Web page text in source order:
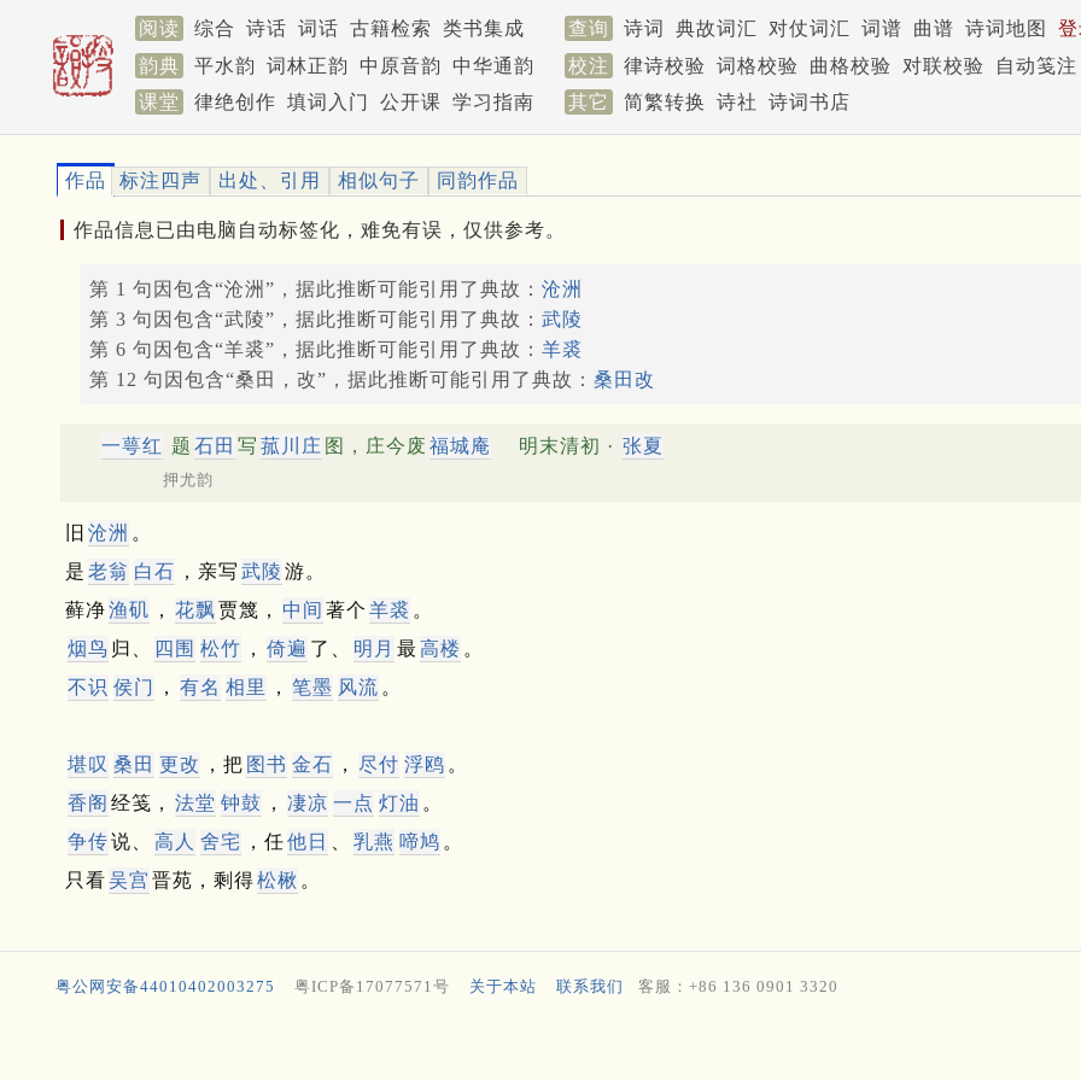
阅读 综合 诗话 词话 古籍检索 类书集成 查询 诗词 典故词汇 对仗词汇 词谱 曲谱 诗词地图
韵典
平水韵 词林正韵 中原音韵 中华通韵 校注 律诗校验 词格校验 曲格校验 对联校验
自动笺注
课堂
律绝创作 填词入门 公开课 学习指南 其它 简繁转换 诗社 诗词书店
作品 标注四声 出处、引用 相似句子 同韵作品
作品信息已由电脑自动标签化，难免有误，仅供参考。
第 1 句因包含“沧洲”，据此推断可能引用了典故： 沧洲
第 3 句因包含“武陵”，据此推断可能引用了典故： 武陵
第 6 句因包含“羊裘”，据此推断可能引用了典故： 羊裘
第 12 句因包含“桑田，改”，据此推断可能引用了典故： 桑田改
一萼红 题 石田 写 菰川庄 图，庄今废 福城庵 明末清初 · 张夏
押尤韵
旧 沧洲 。
是 老翁 白石 ，亲写 武陵 游。
藓净渔矶 ， 花飘贾篾， 中间 著个 羊裘 。
烟鸟 归、 四围 松竹 ， 倚遍 了、 明月 最高楼 。
不识 侯门 ， 有名 相里 ， 笔墨 风流 。
堪叹 桑 田 更改 ，把 图书 金石 ， 尽付 浮鸥 。
香阁 经笺， 法堂 钟鼓 ， 凄凉 一点 灯油 。
争传说、 高人 舍宅 ，任他日 乳燕 啼鸠 。
只看吴宫 晋苑，剩得松楸 。
粤公网安备44010402003275 粤ICP备17077571号 关于本站 联系我们 客服：+86 136 0901 3320